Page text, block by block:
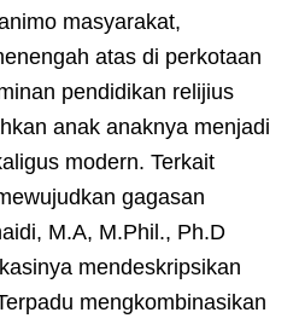
masyarakat,
atas di perkotaan
pendidikan relijius
anak anaknya menjadi
modern. Terkait
gagasan
M.A, M.Phil., Ph.D
mendeskripsikan
mengkombinasikan